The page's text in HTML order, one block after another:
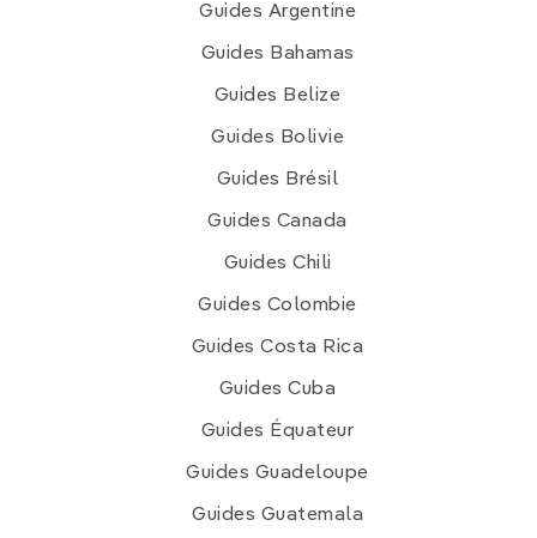
Guides Argentine
Guides Bahamas
Guides Belize
Guides Bolivie
Guides Brésil
Guides Canada
Guides Chili
Guides Colombie
Guides Costa Rica
Guides Cuba
Guides Équateur
Guides Guadeloupe
Guides Guatemala